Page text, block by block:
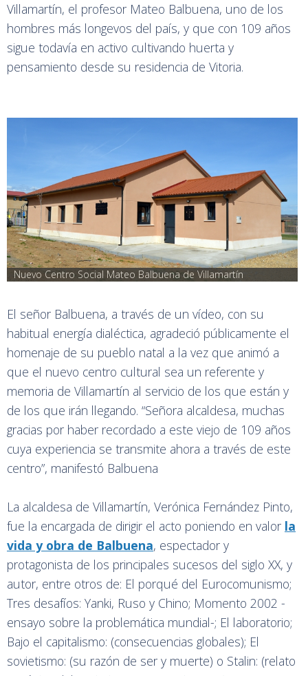
Villamartín, el profesor Mateo Balbuena, uno de los
hombres más longevos del país, y que con 109 años
sigue todavía en activo cultivando huerta y
pensamiento desde su residencia de Vitoria.
Nuevo Centro Social Mateo Balbuena de Villamartín
El señor Balbuena, a través de un vídeo, con su
habitual energía dialéctica, agradeció públicamente el
homenaje de su pueblo natal a la vez que animó a
que el nuevo centro cultural sea un referente y
memoria de Villamartín al servicio de los que están y
de los que irán llegando. “Señora alcaldesa, muchas
gracias por haber recordado a este viejo de 109 años
cuya experiencia se transmite ahora a través de este
centro”, manifestó Balbuena
La alcaldesa de Villamartín, Verónica Fernández Pinto,
fue la encargada de dirigir el acto poniendo en valor la
vida y obra de Balbuena, espectador y
protagonista de los principales sucesos del siglo XX, y
autor, entre otros de: El porqué del Eurocomunismo;
Tres desafíos: Yanki, Ruso y Chino; Momento 2002 -
ensayo sobre la problemática mundial-; El laboratorio;
Bajo el capitalismo: (consecuencias globales); El
sovietismo: (su razón de ser y muerte) o Stalin: (relato